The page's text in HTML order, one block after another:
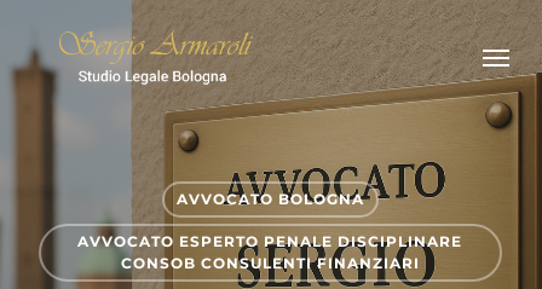
Menu
AVVOCATO BOLOGNA
AVVOCATO ESPERTO PENALE DISCIPLINARE
CONSOB CONSULENTI FINANZIARI